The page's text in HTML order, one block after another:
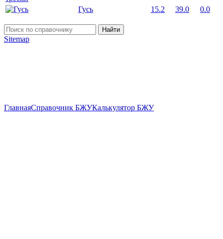
Гусь
15.2 39.0 0.0
Найти
Sitemap
ГлавнаяСправочник БЖУКалькулятор БЖУ